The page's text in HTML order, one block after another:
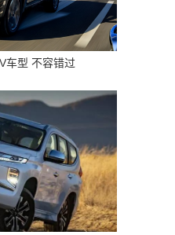
车型 不容错过